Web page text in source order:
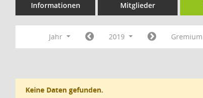
Informationen Mitglieder
Jahr 2019
Keine Daten gefunden.